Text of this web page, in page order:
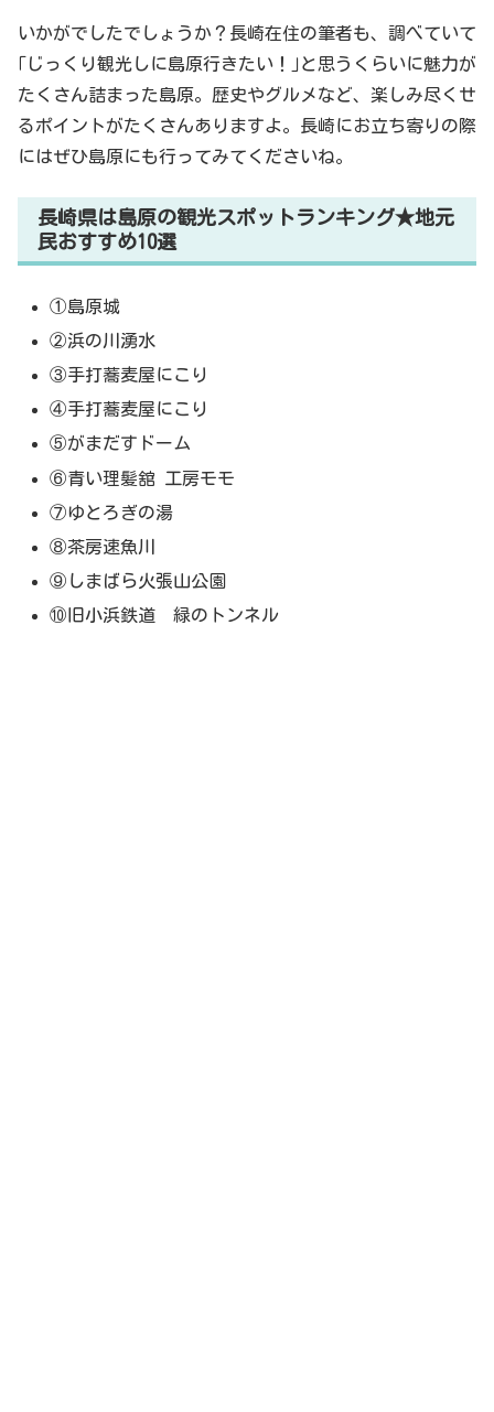
いかがでしたでしょうか？長崎在住の筆者も、調べていて
｢じっくり観光しに島原行きたい！｣と思うくらいに魅力が
たくさん詰まった島原。歴史やグルメなど、楽しみ尽くせ
るポイントがたくさんありますよ。長崎にお立ち寄りの際
にはぜひ島原にも行ってみてくださいね。
長崎県は島原の観光スポットランキング★地元
民おすすめ10選
①島原城
②浜の川湧水
③手打蕎麦屋にこり
④手打蕎麦屋にこり
⑤がまだすドーム
⑥青い理髪舘 工房モモ
⑦ゆとろぎの湯
⑧茶房速魚川
⑨しまばら火張山公園
⑩旧小浜鉄道 緑のトンネル